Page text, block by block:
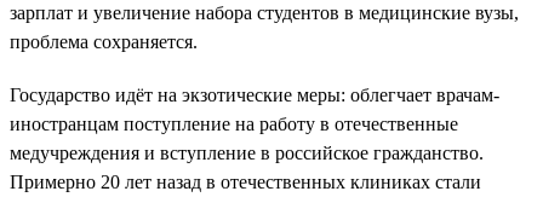
зарплат и увеличение набора студентов в медицинские вузы,
проблема сохраняется.
Государство идёт на экзотические меры: облегчает врачам-
иностранцам поступление на работу в отечественные
медучреждения и вступление в российское гражданство.
Примерно 20 лет назад в отечественных клиниках стали